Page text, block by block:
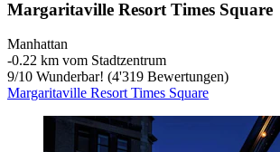
Margaritaville Resort Times Square
Manhattan
‐0.22 km vom Stadtzentrum
9/10 Wunderbar! (4'319 Bewertungen)
Margaritaville Resort Times Square